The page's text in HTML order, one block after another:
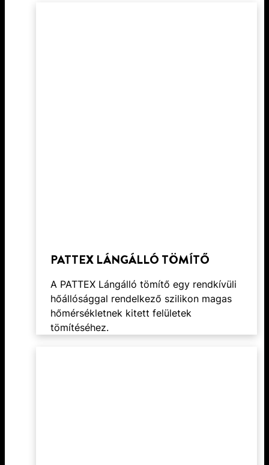
PATTEX LÁNGÁLLÓ TÖMÍTŐ
A PATTEX Lángálló tömítő egy rendkívüli
hőállósággal rendelkező szilikon magas
hőmérsékletnek kitett felületek
tömítéséhez.